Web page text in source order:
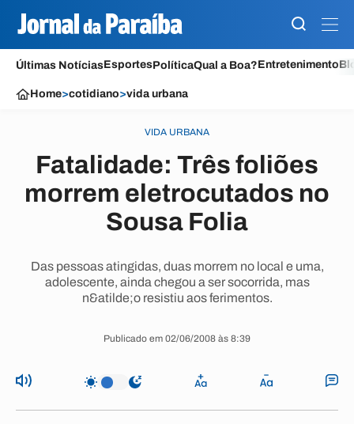
Últimas NotíciasEsportesPolíticaQual a Boa?Entretenimento
Home>cotidiano>vida urbana
VIDA URBANA
Fatalidade: Três foliões
morrem eletrocutados no
Sousa Folia
Das pessoas atingidas, duas morrem no local e uma,
adolescente, ainda chegou a ser socorrida, mas
n&atilde;o resistiu aos ferimentos.
Publicado em 02/06/2008 às 8:39